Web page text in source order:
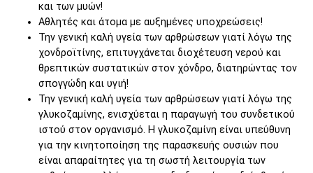
και των μυών!
Αθλητές και άτομα με αυξημένες υποχρεώσεις!
Την γενική καλή υγεία των αρθρώσεων γιατί λόγω της
χονδροϊτίνης, επιτυγχάνεται διοχέτευση νερού και
θρεπτικών συστατικών στον χόνδρο, διατηρώντας τον
σπογγώδη και υγιή!
Την γενική καλή υγεία των αρθρώσεων γιατί λόγω της
γλυκοζαμίνης, ενισχύεται η παραγωγή του συνδετικού
ιστού στον οργανισμό. Η γλυκοζαμίνη είναι υπεύθυνη
για την κινητοποίηση της παρασκευής ουσιών που
είναι απαραίτητες για τη σωστή λειτουργία των